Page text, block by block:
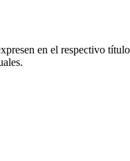
en el respectivo